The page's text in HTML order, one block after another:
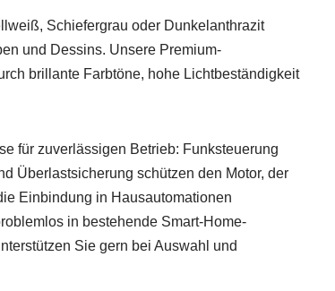
Schiefergrau oder Dunkelanthrazit
und Dessins. Unsere Premium-
brillante Farbtöne, hohe Lichtbeständigkeit
für zuverlässigen Betrieb: Funksteuerung
Überlastsicherung schützen den Motor, der
Einbindung in Hausautomationen
in bestehende Smart-Home-
Sie gern bei Auswahl und